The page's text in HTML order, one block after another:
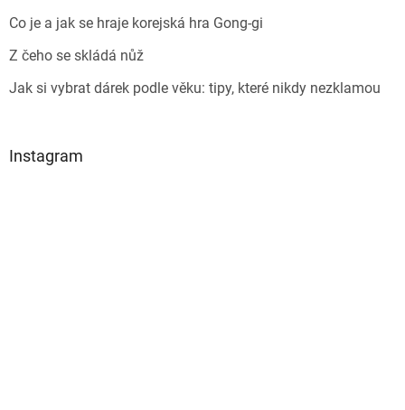
Co je a jak se hraje korejská hra Gong-gi
Z čeho se skládá nůž
Jak si vybrat dárek podle věku: tipy, které nikdy nezklamou
Instagram